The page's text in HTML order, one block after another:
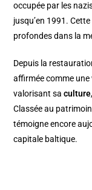
occupée par les
jusqu’en 1991. Cette
profondes dans la
Depuis la
affirmée comme
valorisant saculture
Classée au
témoigne encore
capitale baltique.